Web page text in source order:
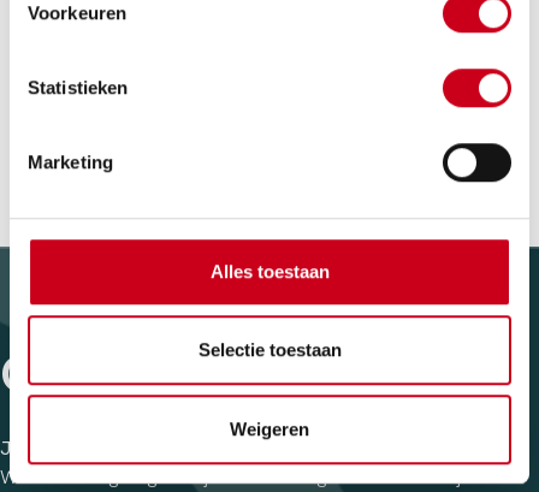
Voorkeuren
Statistieken
Marketing
Alles toestaan
Selectie toestaan
Weigeren
EPS bekisting met betonplex. Werk Waterliniemuseum te
CONTACT
Jouw idee, onze creatie.
We luisteren graag naar jouw visie en gedachten. Deel je idee